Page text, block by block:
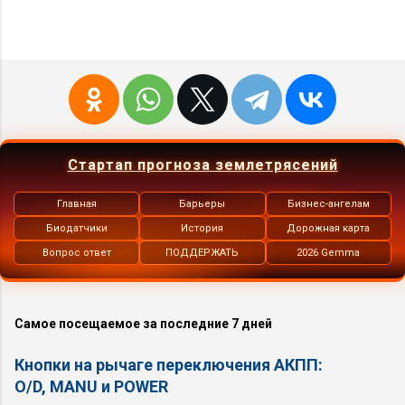
Стартап прогноза землетрясений
Главная
Биодатчики
Вопрос ответ
Барьеры
История
ПОДДЕРЖАТЬ
Бизнес-ангелам
Дорожная карта
2026 Gemma
Самое посещаемое за последние 7 дней
Кнопки на рычаге переключения АКПП:
O/D, MANU и POWER